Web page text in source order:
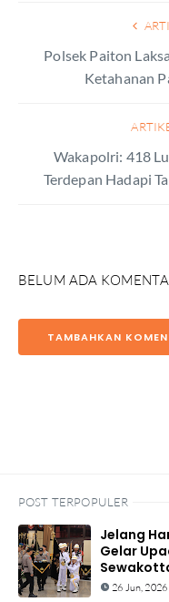
Polsek Paiton
Ketahanan
Wakapolri: 418
Terdepan Hadapi
BELUM ADA
TAMBAHKAN
POST TERPOPULER
Jelang
Gelar
26 Jun, 2026